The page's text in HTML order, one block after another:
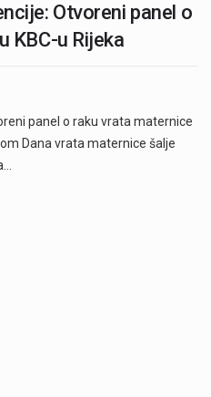
Otvoreni panel o
KBC-u Rijeka
panel o raku vrata maternice
Dana vrata maternice šalje